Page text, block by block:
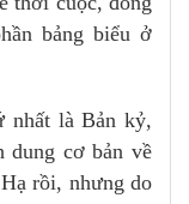
bảng biểu ở
nhất là Bản kỷ,
dung cơ bản về
rồi, nhưng do